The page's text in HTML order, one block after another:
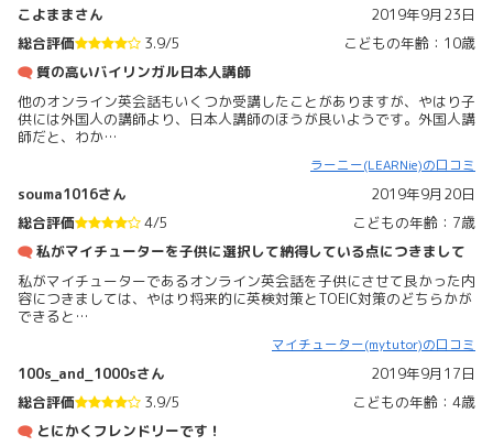
こよままさん
2019年9月23日
こどもの年齢：10歳
総合評価
3.9/5
質の高いバイリンガル日本人講師
他のオンライン英会話もいくつか受講したことがありますが、やはり子
供には外国人の講師より、日本人講師のほうが良いようです。外国人講
師だと、わか…
ラーニー(LEARNie)の口コミ
souma1016さん
2019年9月20日
こどもの年齢：7歳
総合評価
4/5
私がマイチューターを子供に選択して納得している点につきまして
私がマイチューターであるオンライン英会話を子供にさせて良かった内
容につきましては、やはり将来的に英検対策とTOEIC対策のどちらかが
できると…
マイチューター(mytutor)の口コミ
100s_and_1000sさん
2019年9月17日
こどもの年齢：4歳
総合評価
3.9/5
とにかくフレンドリーです！